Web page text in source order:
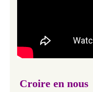
Croire en nous